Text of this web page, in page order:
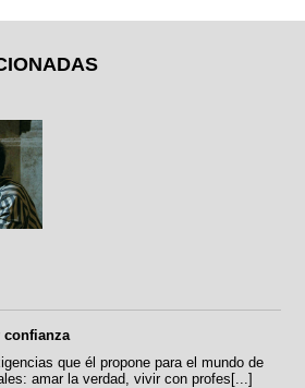
confianza
que él propone para el mundo de
amar la verdad, vivir con profes[...]